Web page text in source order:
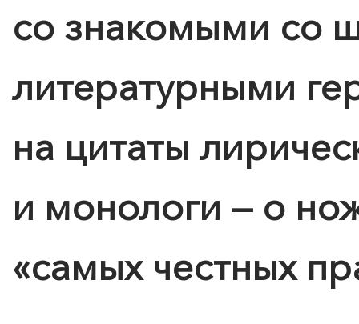
со знакомыми со
литературными
на цитаты
и монологи — о
«самых честных